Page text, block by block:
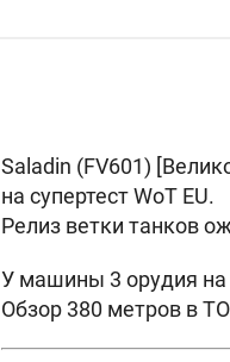
Saladin (FV601) [
на супертест WoT EU.
Релиз ветки танков
У машины 3 орудия
Обзор 380 метров в